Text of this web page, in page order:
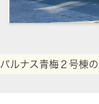
パルナス青梅２号棟